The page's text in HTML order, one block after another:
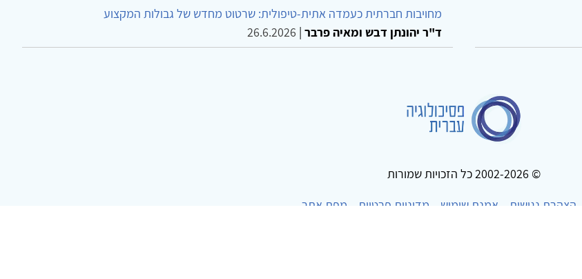
מחויבות חברתית כעמדה אתית-טיפולית: שרטוט מחדש של גבולות המקצוע
ד"ר יהונתן דבש ומאיה פרבר |
26.6.2026
© 2002-2026 כל הזכויות שמורות
הצהרת נגישות אמנת שימוש מדיניות פרטיות
מפת אתר